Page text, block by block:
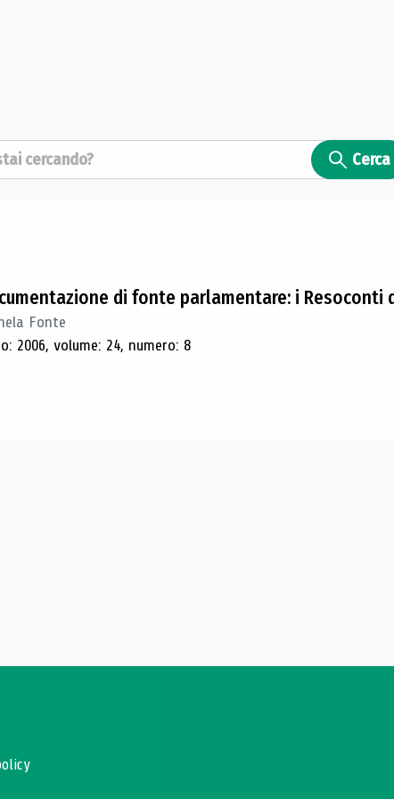
Cerca
di fonte parlamentare: i Resoconti
Fonte
2006, volume: 24, numero: 8